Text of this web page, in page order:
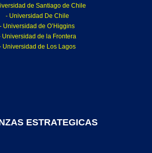
de Santiago de Chile
- Universidad De Chile
- Universidad de O’Higgins
Universidad de la Frontera
Universidad de Los Lagos
ESTRATEGICAS